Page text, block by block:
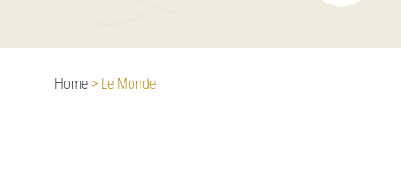
Home> Le Monde